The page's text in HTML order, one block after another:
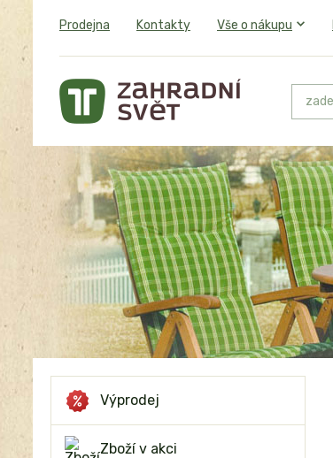
Prodejna Kontakty Vše o nákupu
Výprodej
Zboží v akci